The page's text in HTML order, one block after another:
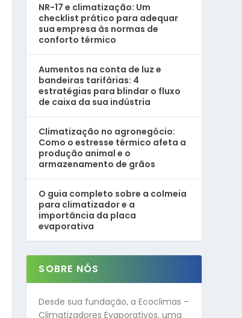
NR-17 e climatização: Um
checklist prático para adequar
sua empresa às normas de
conforto térmico
Aumentos na conta de luz e
bandeiras tarifárias: 4
estratégias para blindar o fluxo
de caixa da sua indústria
Climatização no agronegócio:
Como o estresse térmico afeta a
produção animal e o
armazenamento de grãos
O guia completo sobre a colmeia
para climatizador e a
importância da placa
evaporativa
SOBRE NÓS
Desde sua fundação, a Ecoclimas –
Climatizadores Evaporativos, uma